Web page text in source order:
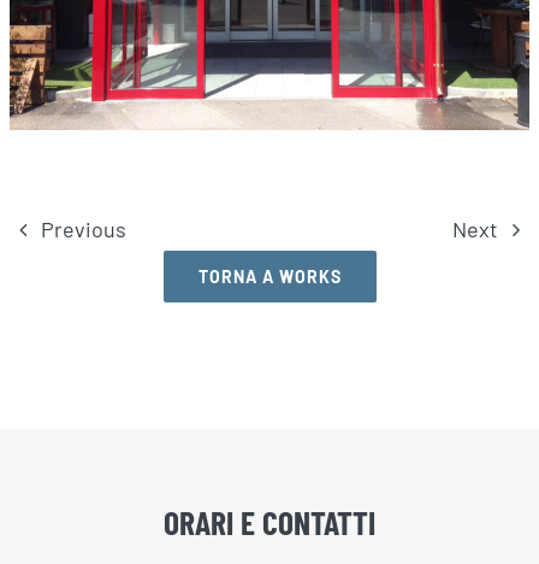
Previous Next
TORNA A WORKS
ORARI E CONTATTI